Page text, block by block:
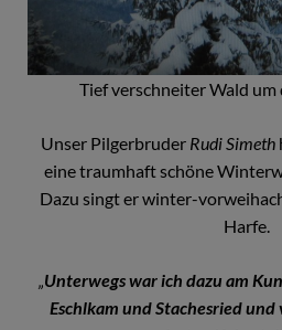
Tief verschneiter Wald um
Unser Pilgerbruder Rudi Simeth
eine traumhaft schöne
Dazu singt er winter-
Harfe.
„Unterwegs war ich dazu am
Eschlkam und Stachesried